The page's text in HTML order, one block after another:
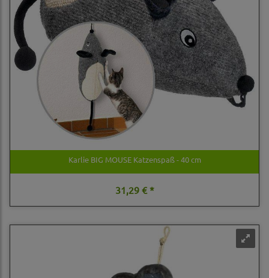
Karlie BIG MOUSE Katzenspaß - 40 cm
31,29 € *